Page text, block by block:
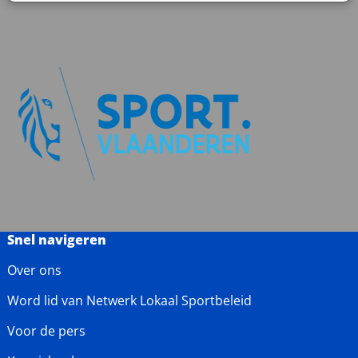
Snel navigeren
Over ons
Word lid van Netwerk Lokaal Sportbeleid
Voor de pers